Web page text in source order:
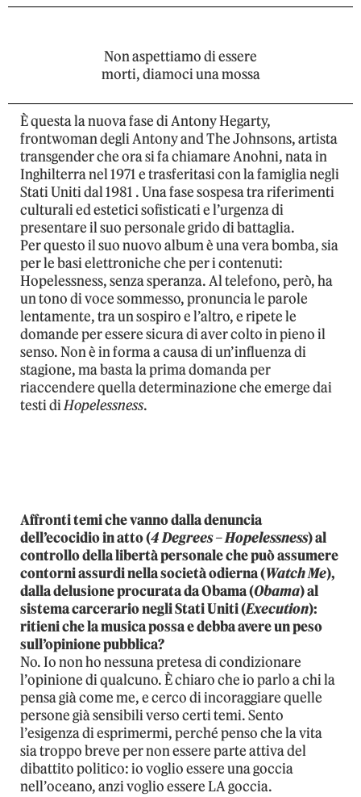
Non aspettiamo di essere
morti, diamoci una mossa
È questa la nuova fase di Antony Hegarty,
frontwoman degli Antony and The Johnsons, artista
transgender che ora si fa chiamare Anohni, nata in
Inghilterra nel 1971 e trasferitasi con la famiglia negli
Stati Uniti dal 1981 . Una fase sospesa tra riferimenti
culturali ed estetici sofisticati e l’urgenza di
presentare il suo personale grido di battaglia.
Per questo il suo nuovo album è una vera bomba, sia
per le basi elettroniche che per i contenuti:
Hopelessness, senza speranza. Al telefono, però, ha
un tono di voce sommesso, pronuncia le parole
lentamente, tra un sospiro e l’altro, e ripete le
domande per essere sicura di aver colto in pieno il
senso. Non è in forma a causa di un’influenza di
stagione, ma basta la prima domanda per
riaccendere quella determinazione che emerge dai
testi diHopelessness.
Affronti temi che vanno dalla denuncia
dell’ecocidio in atto (4 Degrees – Hopelessness) al
controllo della libertà personale che può assumere
contorni assurdi nella società odierna (Watch Me),
dalla delusione procurata da Obama (Obama) al
sistema carcerario negli Stati Uniti (Execution):
ritieni che la musica possa e debba avere un peso
sull’opinione pubblica?
No. Io non ho nessuna pretesa di condizionare
l’opinione di qualcuno. È chiaro che io parlo a chi la
pensa già come me, e cerco di incoraggiare quelle
persone già sensibili verso certi temi. Sento
l’esigenza di esprimermi, perché penso che la vita
sia troppo breve per non essere parte attiva del
dibattito politico: io voglio essere una goccia
nell’oceano, anzi voglio essere LA goccia.